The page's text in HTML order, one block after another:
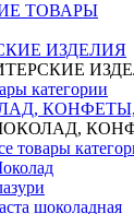
ТОВАРЫ
ИЗДЕЛИЯ
категории
КОНФЕТЫ,
товары
шоколадная